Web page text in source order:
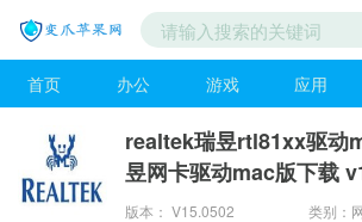
首页 办公 游戏 应用
realtek瑞昱rtl81xx驱动
昱网卡驱动mac版下载
版本： V15.0502
类别：